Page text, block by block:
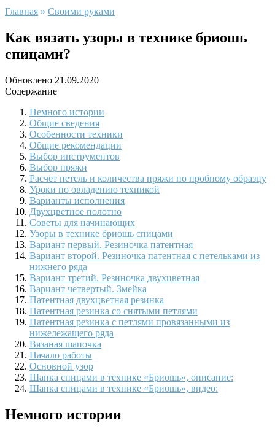
Главная » Своими руками
Как вязать узоры в технике бриошь
спицами?
Обновлено 21.09.2020
Содержание
Немного истории
Общие сведения
Особенности техники
Общие рекомендации
Выбор инструментов
Выбор пряжи
Расчет петель и количества пряжи по пробному образцу
Уроки по овладению техникой
Варианты исполнения
Двухцветное полотно
Советы для начинающих
Узоры в технике бриошь спицами
Вариант первый. Резиночка патентная
Вариант второй. Резиночка патентная с петельками из
нижнего ряда
Вариант третий. Резиночка двухцветная
Вариант четвертый. Змейка
Патентная двухцветная резинка
Патентная резинка со снятыми петлями
Патентная резинка с петлями провязанными из
нижележащего ряда
Вязаная шапочка
Начало работы
Основной узор
Шапка спицами в технике «Бриошь», описание:
Шапка спицами в технике «Бриошь», видео:
Немного истории